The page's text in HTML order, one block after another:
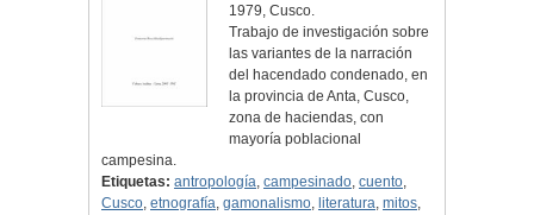
1979, Cusco.
Trabajo de investigación sobre
las variantes de la narración
del hacendado condenado, en
la provincia de Anta, Cusco,
zona de haciendas, con
mayoría poblacional
campesina.
Etiquetas: antropología, campesinado, cuento,
Cusco, etnografía, gamonalismo, literatura, mitos,